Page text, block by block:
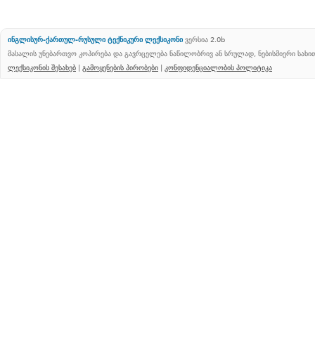
ინგლისურ-ქართულ-რუსული ტექნიკური ლექსიკონი ვერსია 2.0b
მასალის უნებართვო კოპირება და გავრცელება ნაწილობრივ ან სრულად, ნებისმიერი
ლექსიკონის შესახებ | გამოყენების პირობები | კონფიდენციალობის პოლიტიკა